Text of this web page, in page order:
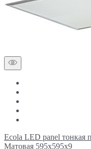
Ecola LED panel тонкая
Матовая 595x595x9